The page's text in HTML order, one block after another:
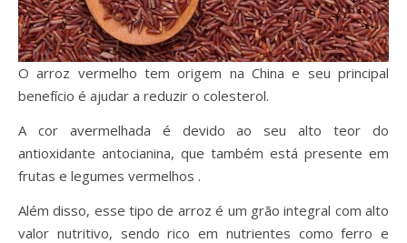
O arroz vermelho tem origem na China e seu principal
benefício é ajudar a reduzir o colesterol.
A cor avermelhada é devido ao seu alto teor do
antioxidante antocianina, que também está presente em
frutas e legumes vermelhos .
Além disso, esse tipo de arroz é um grão integral com alto
valor nutritivo, sendo rico em nutrientes como ferro e